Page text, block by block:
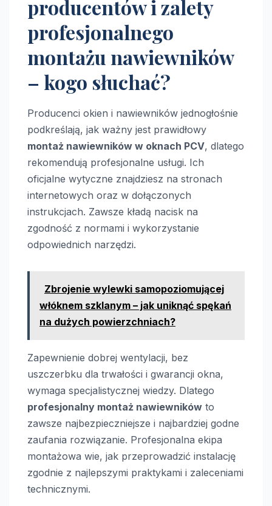
producentów i zalety
profesjonalnego
montażu nawiewników
– kogo słuchać?
Producenci okien i nawiewników jednogłośnie
podkreślają, jak ważny jest prawidłowy
montaż nawiewników w oknach PCV, dlatego
rekomendują profesjonalne usługi. Ich
oficjalne wytyczne znajdziesz na stronach
internetowych oraz w dołączonych
instrukcjach. Zawsze kładą nacisk na
zgodność z normami i wykorzystanie
odpowiednich narzędzi.
Zbrojenie wylewki samopoziomującej
włóknem szklanym – jak uniknąć spękań
na dużych powierzchniach?
Zapewnienie dobrej wentylacji, bez
uszczerbku dla trwałości i gwarancji okna,
wymaga specjalistycznej wiedzy. Dlatego
profesjonalny montaż nawiewników to
zawsze najbezpieczniejsze i najbardziej godne
zaufania rozwiązanie. Profesjonalna ekipa
montażowa wie, jak przeprowadzić instalację
zgodnie z najlepszymi praktykami i zaleceniami
technicznymi.